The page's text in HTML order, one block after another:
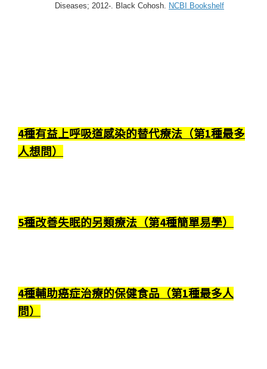
Diseases; 2012-. Black Cohosh. NCBI Bookshelf
4種有益上呼吸道感染的替代療法（第1種最多
人想問）
5種改善失眠的另類療法（第4種簡單易學）
4種輔助癌症治療的保健食品（第1種最多人
問）